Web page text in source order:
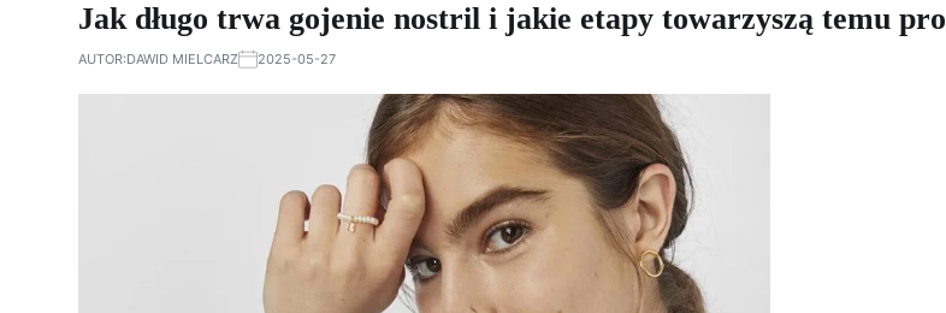
Jak długo trwa gojenie nostril i jakie etapy towarzyszą temu
AUTOR:DAWID MIELCARZ 2025-05-27